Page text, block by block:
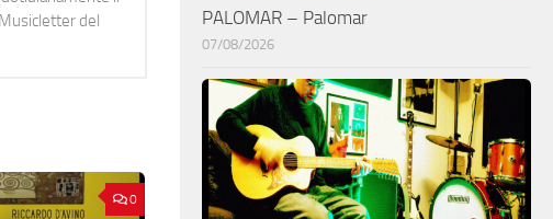
del
0
PALOMAR – Palomar
07/08/2026